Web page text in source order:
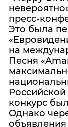
пресс-
Это была
на
Песня
конкурс
Однако
объявления